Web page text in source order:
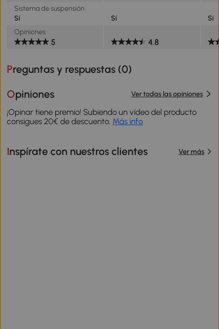
Sistema de suspensión
Sí
Sí
Sí
Opiniones
5 4.8
Preguntas y respuestas (0)
Opiniones Ver todas las opiniones
¡Opinar tiene premio! Subiendo un vídeo del producto
consigues 20€ de descuento. Más info
Inspírate con nuestros clientes Ver más